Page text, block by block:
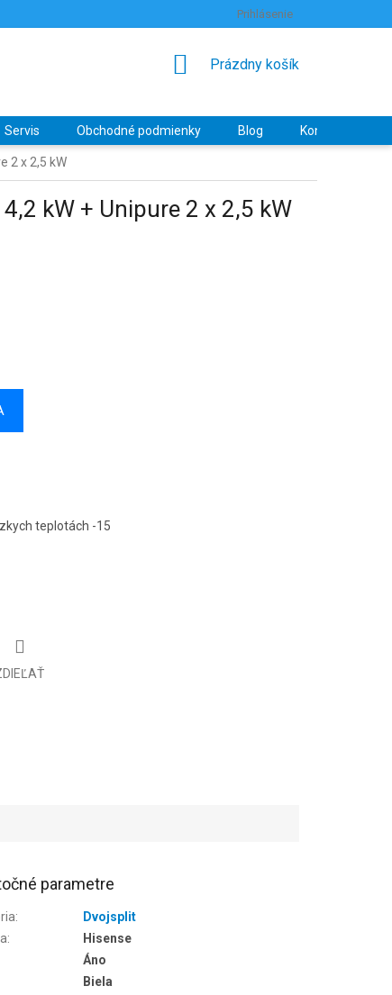
OSOBNÝCH ÚDAJOV HODNOTENIE OBCHODU
Prihlásenie
NÁKUPNÝ
Prázdny košík
Servis Obchodné podmienky Blog Kontakty
2 x 2,5 kW
kW + Unipure 2 x 2,5 kW
teplotách -15
parametre
:
Dvojsplit
:
Hisense
Áno
Biela